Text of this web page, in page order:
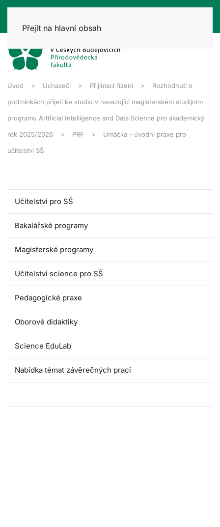
Přejít na hlavní obsah
Úvod Uchazeči Přijímací řízení Rozhodnutí o
podmínkách přijetí ke studiu v navazující magisterském studijním
programu Artificial Intelligence and Data Science pro akademický
rok 2025/2026 PRF Umáčka - úvodní praxe pro
učitelství SŠ
Učitelství pro SŠ
Bakalářské programy
Magisterské programy
Učitelství science pro SŠ
Pedagogické praxe
Oborové didaktiky
Science EduLab
Nabídka témat závěrečných prací